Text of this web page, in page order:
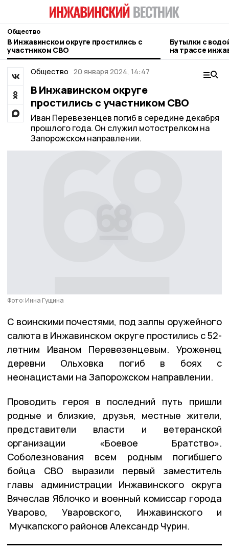
Общество
В Инжавинском округе простились с
участником СВО
Бутылки с
на трассе
Общество 20 января 2024, 14:47
В Инжавинском округе
простились с участником СВО
Иван Перевезенцев погиб в середине декабря
прошлого года. Он служил мотострелком на
Запорожском направлении.
Фото: Инна Гущина
С воинскими почестями, под залпы оружейного
салюта в Инжавинском округе простились с 52-
летним Иваном Перевезенцевым. Уроженец
деревни Ольховка погиб в боях с
неонацистами на Запорожском направлении.
Проводить героя в последний путь пришли
родные и близкие, друзья, местные жители,
представители власти и ветеранской
организации «Боевое Братство».
Соболезнования всем родным погибшего
бойца СВО выразили первый заместитель
главы администрации Инжавинского округа
Вячеслав Яблочко и военный комиссар города
Уварово, Уваровского, Инжавинского и
Мучкапского районов Александр Чурин.